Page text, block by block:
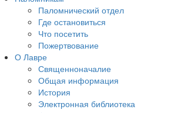
Паломнический отдел
Где остановиться
Что посетить
Пожертвование
О Лавре
Священноначалие
Общая информация
История
Электронная библиотека